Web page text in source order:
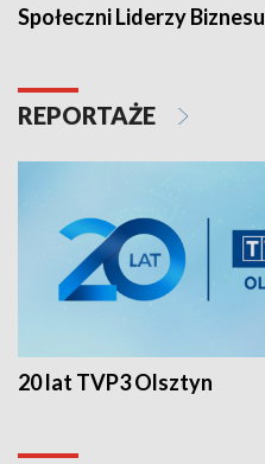
Społeczni Liderzy Biznesu
REPORTAŻE
20 lat TVP3 Olsztyn